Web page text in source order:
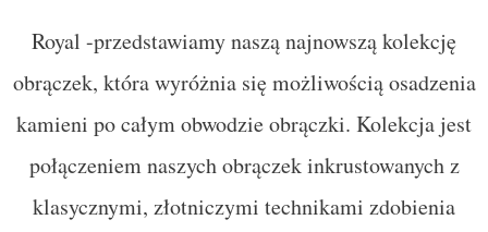
Royal -przedstawiamy naszą najnowszą kolekcję
obrączek, która wyróżnia się możliwością osadzenia
kamieni po całym obwodzie obrączki. Kolekcja jest
połączeniem naszych obrączek inkrustowanych z
klasycznymi, złotniczymi technikami zdobienia